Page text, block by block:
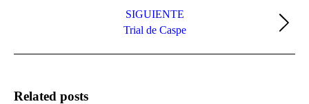
SIGUIENTE
Publicación
siguiente:
Trial de Caspe
Related posts